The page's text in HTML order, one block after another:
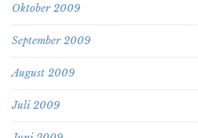
Oktober 2009
September 2009
August 2009
Juli 2009